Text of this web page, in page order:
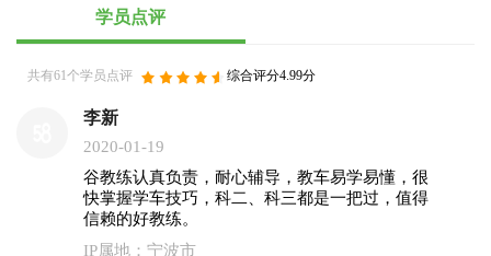
学员点评
共有61个学员点评 综合评分4.99分
李新
2020-01-19
谷教练认真负责，耐心辅导，教车易学易懂，很
快掌握学车技巧，科二、科三都是一把过，值得
信赖的好教练。
IP属地：宁波市